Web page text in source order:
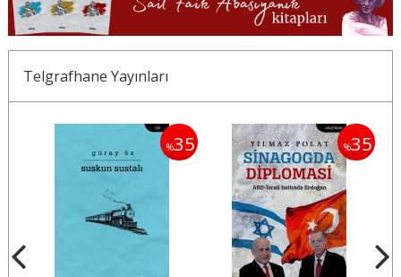
Telgrafhane Yayınları
%35 %35